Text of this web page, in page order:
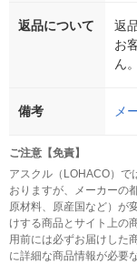
返品について
返
お
ん。
備考 メ
ご注意【免責】
アスクル（LOHACO）で
おりますが、メーカーの
原材料、原産国など）が
けする商品とサイト上の
用前には必ずお届けした
に詳細な商品情報が必要